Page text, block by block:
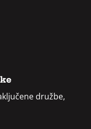
družbe,